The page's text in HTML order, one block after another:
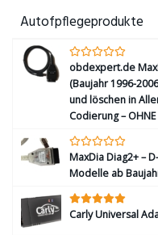
Autofpflegeprodukte
obdexpert.de
(Baujahr 1996-
und löschen in
Codierung –
MaxDia Diag2+ –
Modelle ab
Carly Universal